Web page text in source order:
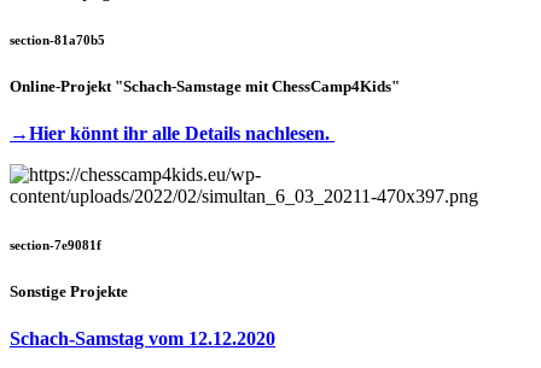
section-81a70b5
Online-Projekt "Schach-Samstage mit ChessCamp4Kids"
→Hier könnt ihr alle Details nachlesen.
section-7e9081f
Sonstige Projekte
Schach-Samstag vom 12.12.2020